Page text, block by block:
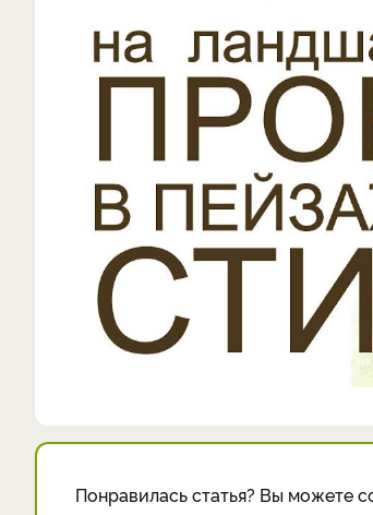
Понравилась статья? Вы можете